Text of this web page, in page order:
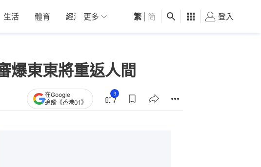
生活 體育 經濟 01深圳 觀點 健康 好食玩飛
更多 繁 简 登入
爆東東將重返人間
在Google
追蹤《香港01》
3